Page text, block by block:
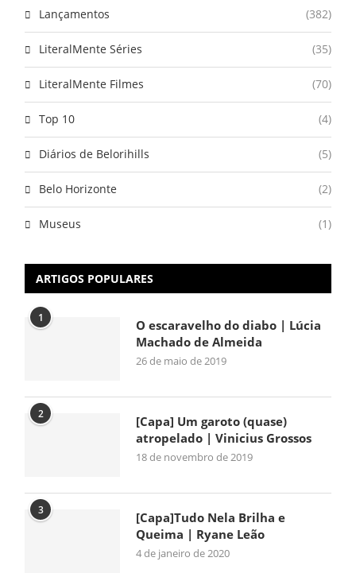
Lançamentos (382)
LiteralMente Séries (35)
LiteralMente Filmes (70)
Top 10 (4)
Diários de Belorihills (5)
Belo Horizonte (2)
Museus (1)
ARTIGOS POPULARES
1
O escaravelho do diabo | Lúcia
Machado de Almeida
26 de maio de 2019
2
[Capa] Um garoto (quase)
atropelado | Vinicius Grossos
18 de novembro de 2019
3
[Capa]Tudo Nela Brilha e
Queima | Ryane Leão
4 de janeiro de 2020